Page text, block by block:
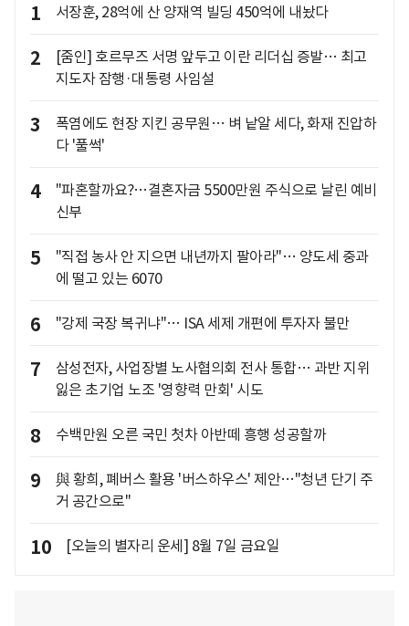
1 서장훈, 28억에 산 양재역 빌딩 450억에 내놨다
2
[줌인] 호르무즈 서명 앞두고 이란 리더십 증발… 최고
지도자 잠행·대통령 사임설
3
폭염에도 현장 지킨 공무원… 벼 낱알 세다, 화재 진압하
다 '풀썩'
4
"파혼할까요?…결혼자금 5500만원 주식으로 날린 예비
신부
5
"직접 농사 안 지으면 내년까지 팔아라"… 양도세 중과
에 떨고 있는 6070
6 "강제 국장 복귀냐"… ISA 세제 개편에 투자자 불만
7
삼성전자, 사업장별 노사협의회 전사 통합… 과반 지위
잃은 초기업 노조 '영향력 만회' 시도
8 수백만원 오른 국민 첫차 아반떼 흥행 성공할까
9
與 황희, 폐버스 활용 '버스하우스' 제안…"청년 단기 주
거 공간으로"
10 [오늘의 별자리 운세] 8월 7일 금요일